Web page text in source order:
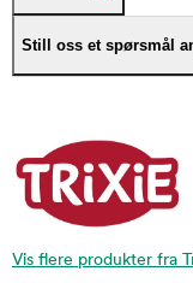
Still oss et spørsmål
Vis flere produkter fra